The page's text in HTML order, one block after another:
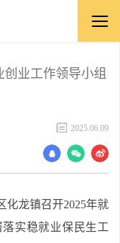
创业工作领导小组
2025.06.09
化龙镇召开2025年就
实稳就业保民生工